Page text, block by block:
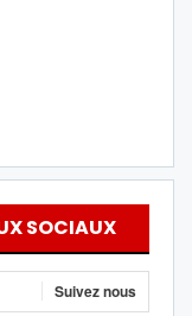
SOCIAUX
Suivez nous